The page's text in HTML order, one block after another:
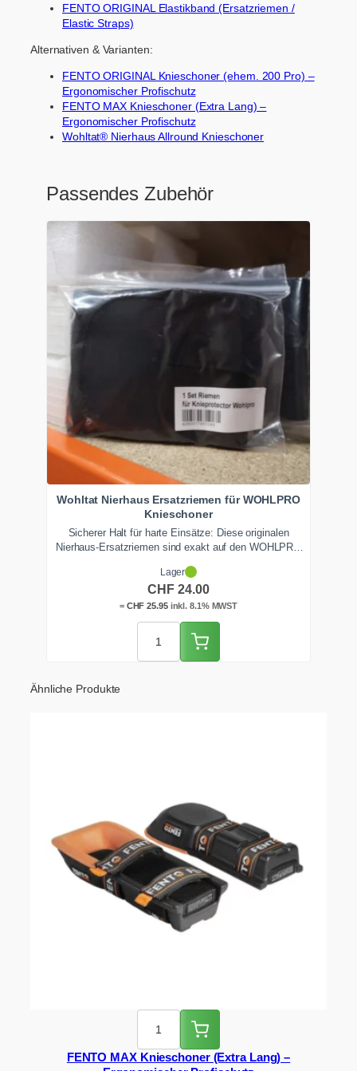
FENTO ORIGINAL Elastikband (Ersatzriemen /
Elastic Straps)
Alternativen & Varianten:
FENTO ORIGINAL Knieschoner (ehem. 200 Pro) –
Ergonomischer Profischutz
FENTO MAX Knieschoner (Extra Lang) –
Ergonomischer Profischutz
Wohltat® Nierhaus Allround Knieschoner
Passendes Zubehör
Wohltat Nierhaus Ersatzriemen für WOHLPRO
Knieschoner
Sicherer Halt für harte Einsätze: Diese originalen
Nierhaus-Ersatzriemen sind exakt auf den WOHLPRO
Schoner auch auf Schotter sicher am Bein. Ausgeleierte
Bänder tauschst du in 2 Minuten – statt den teuren
Schoner wegzuwerfen.
Lager
CHF 24.00
= CHF 25.95inkl. 8.1% MWST
Ähnliche Produkte
FENTO MAX Knieschoner (Extra Lang) –